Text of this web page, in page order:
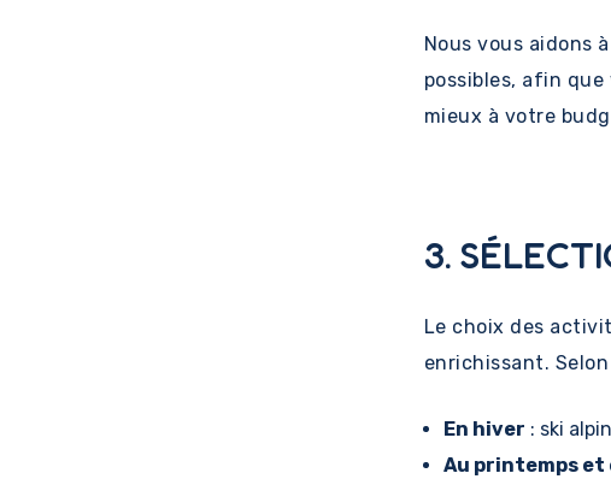
Nous vous aidons
possibles, afin
mieux à votre
3.
Le choix des
enrichissant. Selon
En hiver : ski
Au printemps et